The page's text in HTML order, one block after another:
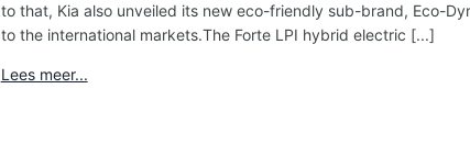
to that, Kia also unveiled its new eco-friendly sub-brand, Eco-
to the international markets.The Forte LPI hybrid electric [...]
Lees meer...